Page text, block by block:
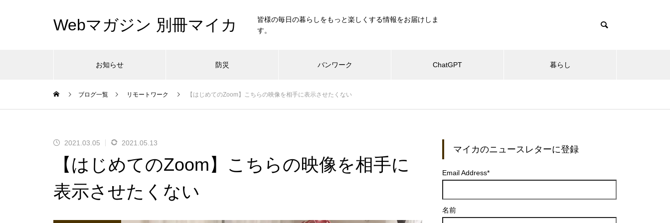
Webマガジン 別冊マイカ
皆様の毎日の暮らしをもっと楽しくする情報をお届けしま
す。
お知らせ 防災 バンワーク ChatGPT 暮らし
ブログ一覧 リモートワーク 【はじめてのZoom】こちらの映像を相手に表示させたくない
2021.03.05 2021.05.13
【はじめてのZoom】こちらの映像を相手に
表示させたくない
マイカのニュースレターに登録
Email Address*
名前